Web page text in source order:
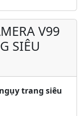
V99
SIÊU
trang siêu